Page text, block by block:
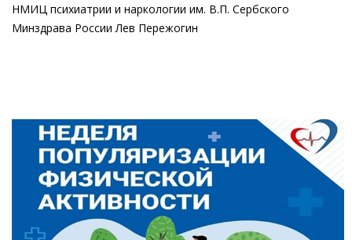
НМИЦ психиатрии и наркологии им. В.П. Сербского
Минздрава России Лев Пережогин